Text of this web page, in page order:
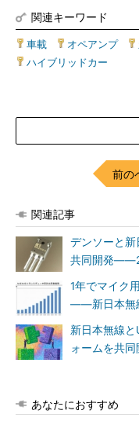
関連キーワード
車載 オペアンプ|
ハイブリッドカー
前の
関連記事
デンソーと新
共同開発
1年でマイク
――新日本無
新日本無線
ォームを共同
あなたにおすすめ